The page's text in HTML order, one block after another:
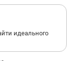
идеального